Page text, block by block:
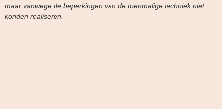
maar vanwege de beperkingen van de toenmalige techniek niet
konden realiseren.